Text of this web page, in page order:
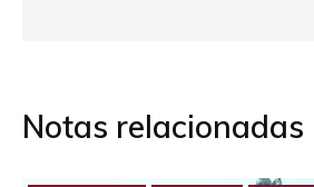
Notas relacionadas